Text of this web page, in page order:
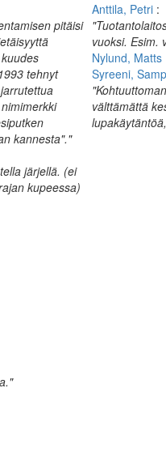
pitäisi
tehnyt
kannesta"."
järjellä. (ei
kupeessa)
Anttila, Petri :
vuoksi. Esim.
Nylund, Matts
Syreeni,
välttämättä